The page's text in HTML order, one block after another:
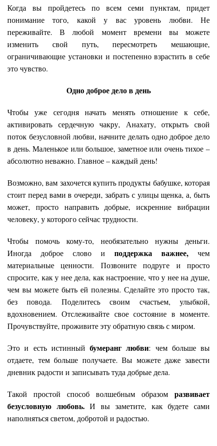
Когда вы пройдетесь по всем семи пунктам, придет
понимание того, какой у вас уровень любви. Не
переживайте. В любой момент времени вы можете
изменить свой путь, пересмотреть мешающие,
ограничивающие установки и постепенно взрастить в себе
это чувство.
Одно доброе дело в день
Чтобы уже сегодня начать менять отношение к себе,
активировать сердечную чакру, Анахату, открыть свой
поток безусловной любви, начните делать одно доброе дело
в день. Маленькое или большое, заметное или очень тихое –
абсолютно неважно. Главное – каждый день!
Возможно, вам захочется купить продукты бабушке, которая
стоит перед вами в очереди, забрать с улицы щенка, а, быть
может, просто направить добрые, искренние вибрации
человеку, у которого сейчас трудности.
Чтобы помочь кому-то, необязательно нужны деньги.
Иногда доброе слово и поддержка важнее, чем
материальные ценности. Позвоните подруге и просто
спросите, как у нее дела, как настроение, что у нее на душе,
чем вы можете быть ей полезны. Сделайте это просто так,
без повода. Поделитесь своим счастьем, улыбкой,
вдохновением. Отслеживайте свое состояние в моменте.
Прочувствуйте, проживите эту обратную связь с миром.
Это и есть истинный бумеранг любви: чем больше вы
отдаете, тем больше получаете. Вы можете даже завести
дневник радости и записывать туда добрые дела.
Такой простой способ волшебным образом развивает
безусловную любовь.И вы заметите, как будете сами
наполняться светом, добротой и радостью.